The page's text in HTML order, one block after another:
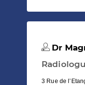
Dr
3 Rue de